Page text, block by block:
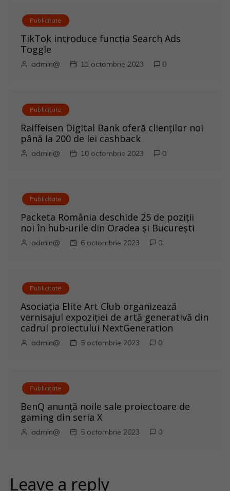
Publicitate
TikTok introduce funcția Search Ads
Toggle
admin@ 11 octombrie 2023 0
Publicitate
Raiffeisen Digital Bank oferă clienților noi
până la 200 de lei cashback
admin@ 10 octombrie 2023 0
Publicitate
Packeta România deschide 25 de poziții
noi în hub-urile din Oradea și București
admin@ 6 octombrie 2023 0
Publicitate
Asociația Elite Art Club organizează
vernisajul expoziției de artă generativă din
cadrul proiectului NextGeneration
admin@ 5 octombrie 2023 0
Publicitate
BenQ anunţă noile sale proiectoare de
gaming din seria X
admin@ 5 octombrie 2023 0
Leave a reply